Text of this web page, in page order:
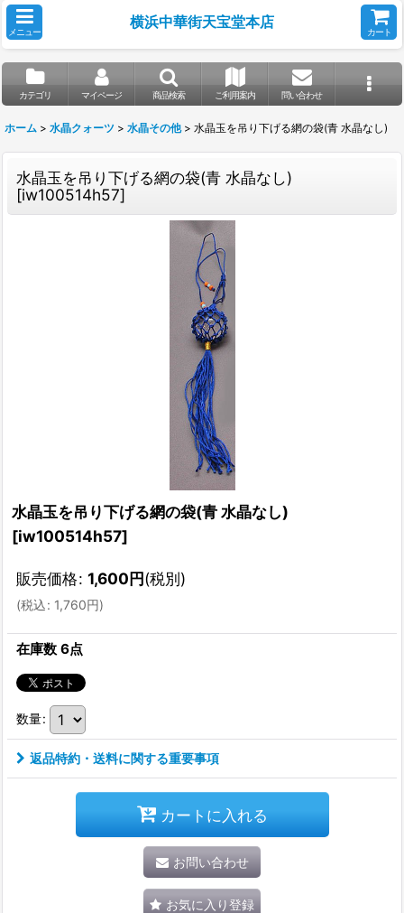
メニュー
横浜中華街天宝堂本店
カート
カテゴリ マイページ 商品検索 ご利用案内 問い合わせ
ホーム > 水晶クォーツ > 水晶その他 > 水晶玉を吊り下げる網の袋(青 水晶なし)
水晶玉を吊り下げる網の袋(青 水晶なし)
[iw100514h57]
水晶玉を吊り下げる網の袋(青 水晶なし)
[iw100514h57]
販売価格: 1,600円(税別)
(税込: 1,760円)
在庫数 6点
数量:
返品特約・送料に関する重要事項
カートに入れる
お問い合わせ
お気に入り登録